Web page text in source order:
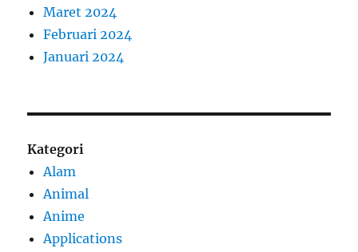
Maret 2024
Februari 2024
Januari 2024
Kategori
Alam
Animal
Anime
Applications